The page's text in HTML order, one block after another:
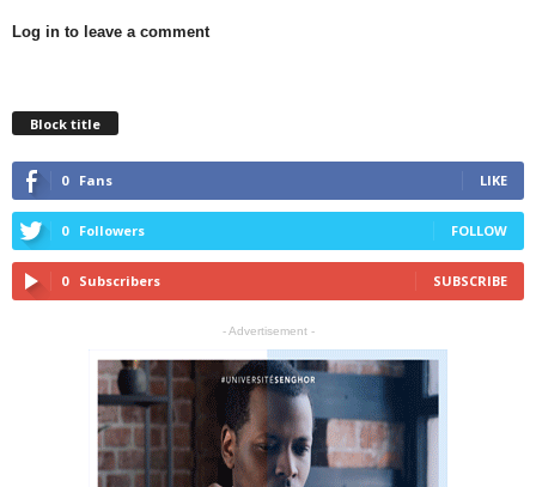
Log in to leave a comment
Block title
0 Fans LIKE
0 Followers FOLLOW
0 Subscribers SUBSCRIBE
- Advertisement -